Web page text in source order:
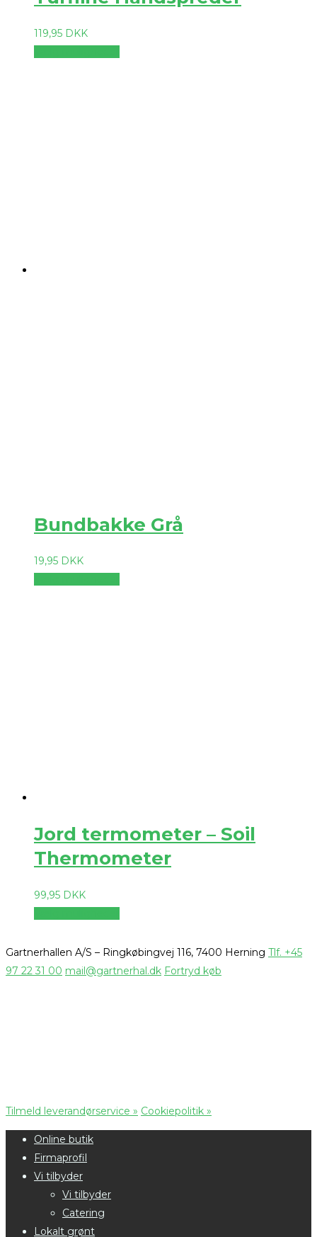
119,95 DKK
Bundbakke Grå
19,95 DKK
Jord termometer – Soil
Thermometer
99,95 DKK
Gartnerhallen A/S – Ringkøbingvej 116, 7400 Herning Tlf. +45
97 22 31 00 mail@gartnerhal.dk Fortryd køb
Tilmeld leverandørservice » Cookiepolitik »
Online butik
Firmaprofil
Vi tilbyder
Vi tilbyder
Catering
Lokalt grønt